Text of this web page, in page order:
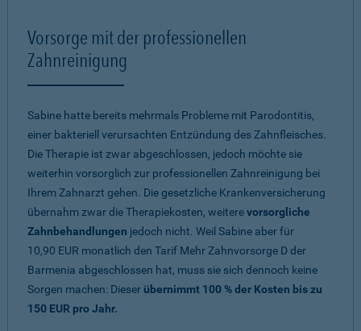
Vorsorge mit der professionellen
Zahnreinigung
Sabine hatte bereits mehrmals Probleme mit Parodontitis,
einer bakteriell verursachten Entzündung des Zahnfleisches.
Die Therapie ist zwar abgeschlossen, jedoch möchte sie
weiterhin vorsorglich zur professionellen Zahnreinigung bei
Ihrem Zahnarzt gehen. Die gesetzliche Krankenversicherung
übernahm zwar die Therapiekosten, weiterevorsorgliche
Zahnbehandlungen jedoch nicht. Weil Sabine aber für
10,90 EUR monatlich den Tarif Mehr Zahnvorsorge D der
Barmenia abgeschlossen hat, muss sie sich dennoch keine
Sorgen machen: Dieser übernimmt 100 % der Kosten bis zu
150 EUR pro Jahr.